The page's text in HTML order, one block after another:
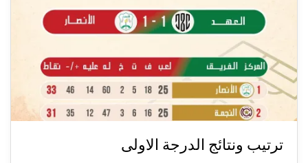
ترتيب ونتائج الدرجة الاولى